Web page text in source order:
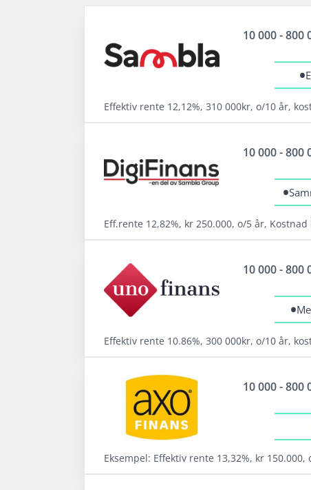
10 000 - 800
•
Effektiv rente 12,12%, 310 000kr, o/10 år,
Samarbeider med hele 20 långivere
Samla lån med Sambla
Les mer om Sambla →
10 000 - 800
•
Eff.rente 12,82%, kr 250.000, o/5 år,
Sammenlign over 20 långivere
Refinansiere med opptil 15 års
nedbetalingstid
Les mer om DigiFinans →
10 000 - 800
•
Effektiv rente 10.86%, 300 000kr, o/10 år,
Fordeler
Samarbeider med hele 18 långivere
4,8 av 5 i rating på Trustpilot (4,8)
Tilbyr refinansiering
10 000 - 800
Eksempel: Effektiv rente 13,32%, kr